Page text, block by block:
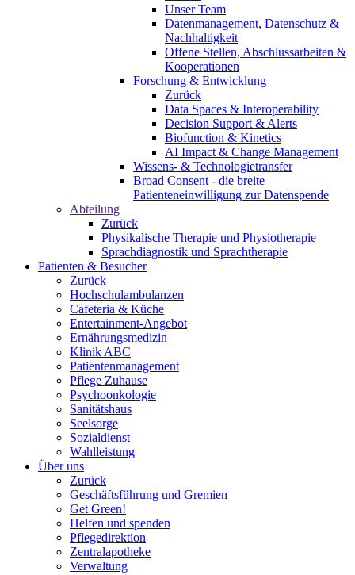
Unser Team
Datenmanagement, Datenschutz &
Nachhaltigkeit
Offene Stellen, Abschlussarbeiten &
Kooperationen
Forschung & Entwicklung
Zurück
Data Spaces & Interoperability
Decision Support & Alerts
Biofunction & Kinetics
AI Impact & Change Management
Wissens- & Technologietransfer
Broad Consent - die breite
Patienteneinwilligung zur Datenspende
Abteilung
Zurück
Physikalische Therapie und Physiotherapie
Sprachdiagnostik und Sprachtherapie
Patienten & Besucher
Zurück
Hochschulambulanzen
Cafeteria & Küche
Entertainment-Angebot
Ernährungsmedizin
Klinik ABC
Patientenmanagement
Pflege Zuhause
Psychoonkologie
Sanitätshaus
Seelsorge
Sozialdienst
Wahlleistung
Über uns
Zurück
Geschäftsführung und Gremien
Get Green!
Helfen und spenden
Pflegedirektion
Zentralapotheke
Verwaltung